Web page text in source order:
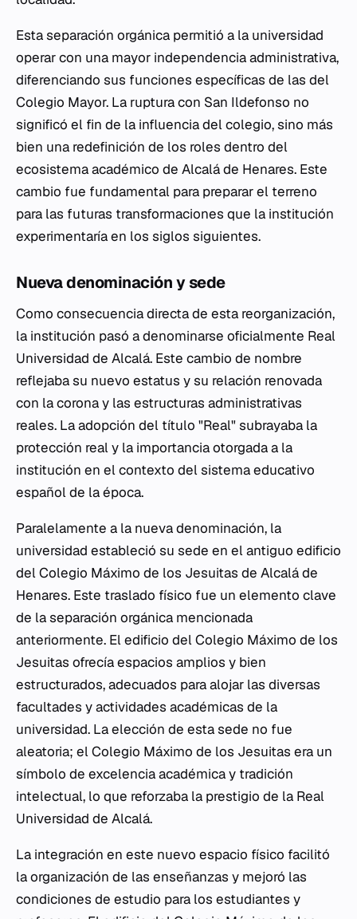
Esta separación orgánica permitió a la universidad
operar con una mayor independencia administrativa,
diferenciando sus funciones específicas de las del
Colegio Mayor. La ruptura con San Ildefonso no
significó el fin de la influencia del colegio, sino más
bien una redefinición de los roles dentro del
ecosistema académico de Alcalá de Henares. Este
cambio fue fundamental para preparar el terreno
para las futuras transformaciones que la institución
experimentaría en los siglos siguientes.
Nueva denominación y sede
Como consecuencia directa de esta reorganización,
la institución pasó a denominarse oficialmente Real
Universidad de Alcalá. Este cambio de nombre
reflejaba su nuevo estatus y su relación renovada
con la corona y las estructuras administrativas
reales. La adopción del título "Real" subrayaba la
protección real y la importancia otorgada a la
institución en el contexto del sistema educativo
español de la época.
Paralelamente a la nueva denominación, la
universidad estableció su sede en el antiguo edificio
del Colegio Máximo de los Jesuitas de Alcalá de
Henares. Este traslado físico fue un elemento clave
de la separación orgánica mencionada
anteriormente. El edificio del Colegio Máximo de los
Jesuitas ofrecía espacios amplios y bien
estructurados, adecuados para alojar las diversas
facultades y actividades académicas de la
universidad. La elección de esta sede no fue
aleatoria; el Colegio Máximo de los Jesuitas era un
símbolo de excelencia académica y tradición
intelectual, lo que reforzaba la prestigio de la Real
Universidad de Alcalá.
La integración en este nuevo espacio físico facilitó
la organización de las enseñanzas y mejoró las
condiciones de estudio para los estudiantes y